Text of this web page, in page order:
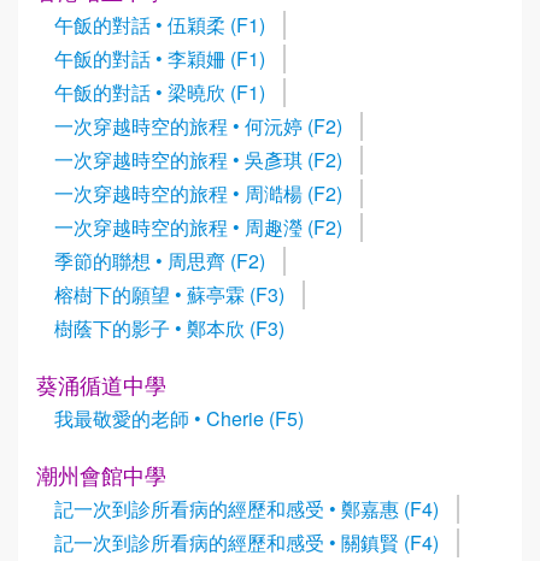
午飯的對話 • 伍穎柔 (F1)
午飯的對話 • 李穎姍 (F1)
午飯的對話 • 梁曉欣 (F1)
一次穿越時空的旅程 • 何沅婷 (F2)
一次穿越時空的旅程 • 吳彥琪 (F2)
一次穿越時空的旅程 • 周澔楊 (F2)
一次穿越時空的旅程 • 周趣瀅 (F2)
季節的聯想 • 周思齊 (F2)
榕樹下的願望 • 蘇亭霖 (F3)
樹蔭下的影子 • 鄭本欣 (F3)
葵涌循道中學
我最敬愛的老師 • Cherie (F5)
潮州會館中學
記一次到診所看病的經歷和感受 • 鄭嘉惠 (F4)
記一次到診所看病的經歷和感受 • 關鎮賢 (F4)